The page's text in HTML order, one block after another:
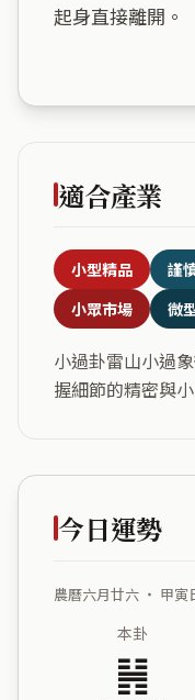
起身直接離開。
適合產業
小型精品 謹
小眾市場
微
小過卦雷山小過
握細節的精密與
今日運勢
農曆六月廿六 ・ 甲寅
本卦
䷽